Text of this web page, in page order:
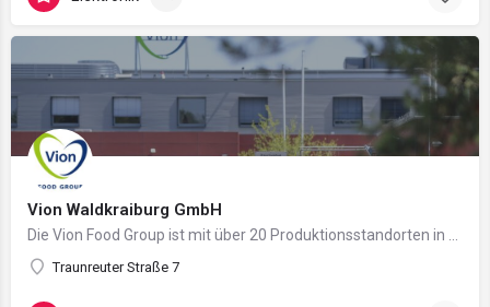
Vion Waldkraiburg GmbH
Traunreuter Straße 7